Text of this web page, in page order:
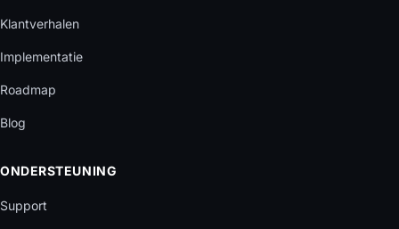
Klantverhalen
Implementatie
Roadmap
Blog
ONDERSTEUNING
Support